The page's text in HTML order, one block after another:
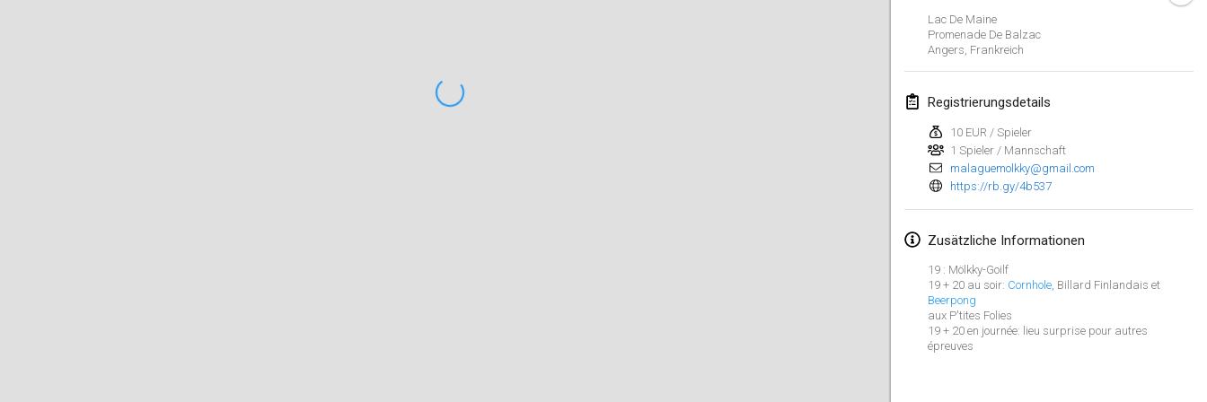
Lac De Maine
Promenade De Balzac
Angers Frankreich
Registrierungsdetails
10 EUR / Spieler
1 Spieler / Mannschaft
malaguemolkky@gmail.com
https://rb.gy/4b537
Zusätzliche Informationen
19 : Mölkky-Goilf
19 + 20 au soir: Cornhole, Billard Finlandais et
Beerpong
aux P'tites Folies
19 + 20 en journée: lieu surprise pour autres
épreuves
Februar 2023
4. Feb. 2023|Frankreich
SingeliDuppeli
4. Feb. 2023|Finnland
11. Feb. 2023|Finnland
Indoor de la CASAS
18. Feb. 2023
Faschings-Mölkky